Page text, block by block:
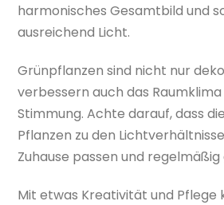
harmonisches Gesamtbild und
ausreichend Licht.
Grünpflanzen sind nicht nur
verbessern auch das
Stimmung. Achte darauf, dass
Pflanzen zu den
Zuhause passen und
Mit etwas Kreativität und Pflege